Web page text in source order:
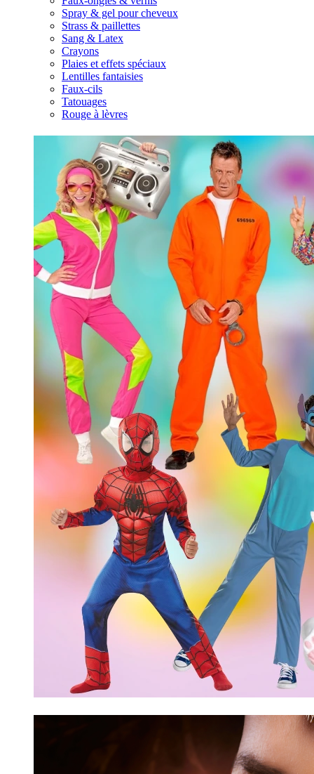
Spray & gel pour cheveux
Strass & paillettes
Sang & Latex
Crayons
Plaies et effets spéciaux
Lentilles fantaisies
Faux-cils
Tatouages
Rouge à lèvres